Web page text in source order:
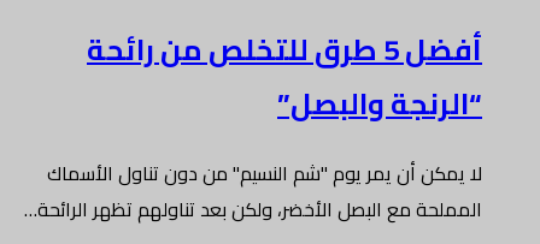
أفضل 5 طرق للتخلص من رائحة
“الرنجة والبصل”
لا يمكن أن يمر يوم "شم النسيم" من دون تناول الأسماك
المملحة مع البصل الأخضر، ولكن بعد تناولهم تظهر الرائحة…